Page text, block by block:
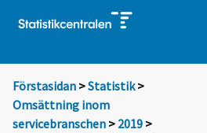
Förstasidan >Statistik >
Omsättning inom
servicebranschen > 2019 >